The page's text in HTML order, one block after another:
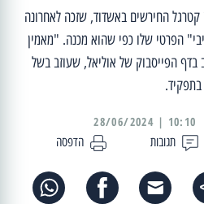
החירשים באשדוד, שזכה לאחרונה
מה"בייבי" הפרטי שלו כפי שהוא מכנה. "מאמין
הפייסבוק של אוליאל, שעוזב בשל
תגובות הדפסה
10:10 | 28/06/2024